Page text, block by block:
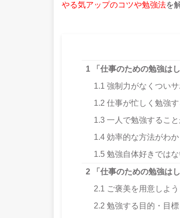
やる気アップのコツや勉強法を
1 「仕事のための勉強は
1.1 強制力がなくつい
1.2 仕事が忙しく勉強
1.3 一人で勉強するこ
1.4 効率的な方法がわ
1.5 勉強自体好きではな
2 「仕事のための勉強は
2.1 ご褒美を用意しよう
2.2 勉強する目的・目